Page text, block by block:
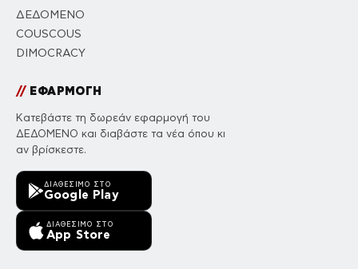
ΔΕΔΟΜΕΝΟ
COUSCOUS
DIMOCRACY
//ΕΦΑΡΜΟΓΗ
Κατεβάστε τη δωρεάν εφαρμογή του
ΔΕΔΟΜΕΝΟ και διαβάστε τα νέα όπου κι
αν βρίσκεστε.
ΔΙΑΘΈΣΙΜΟ ΣΤΟ
Google Play
ΔΙΑΘΈΣΙΜΟ ΣΤΟ
App Store